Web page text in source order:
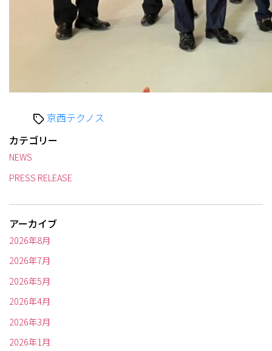
タ 京西テクノス
カテゴリー
NEWS
PRESS RELEASE
アーカイブ
2026年8月
2026年7月
2026年5月
2026年4月
2026年3月
2026年1月